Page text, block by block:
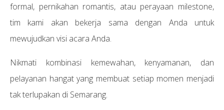
formal, pernikahan romantis, atau perayaan milestone,
tim kami akan bekerja sama dengan Anda untuk
mewujudkan visi acara Anda.
Nikmati kombinasi kemewahan, kenyamanan, dan
pelayanan hangat yang membuat setiap momen menjadi
tak terlupakan di Semarang.